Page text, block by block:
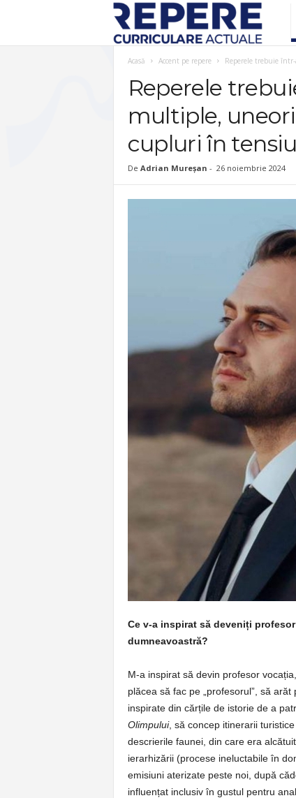
v
a
R
p
e
e
Acasă Accent pe repere Reperele trebuie
Reperele
multiple,
cupluri în
De Adrian Mureșan - 26 noiembrie 2024
Ce v-a inspirat să deveniți
dumneavoastră?
M-a inspirat să devin profesor
plăcea să fac pe „profesorul”, să
inspirate din cărțile de istorie de a
Olimpului, să concep itinerarii
descrierile faunei, din care era
ierarhizării (procese ineluctabile în
emisiuni aterizate peste noi, după
influențat inclusiv în gustul pentru